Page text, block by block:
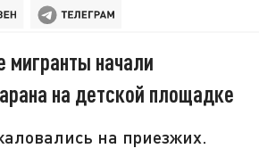
начали
на детской площадке
на приезжих.